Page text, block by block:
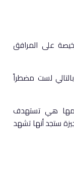
على المرافق
لست مضطراً
هي تستهدف
ستجد أنها تشهد